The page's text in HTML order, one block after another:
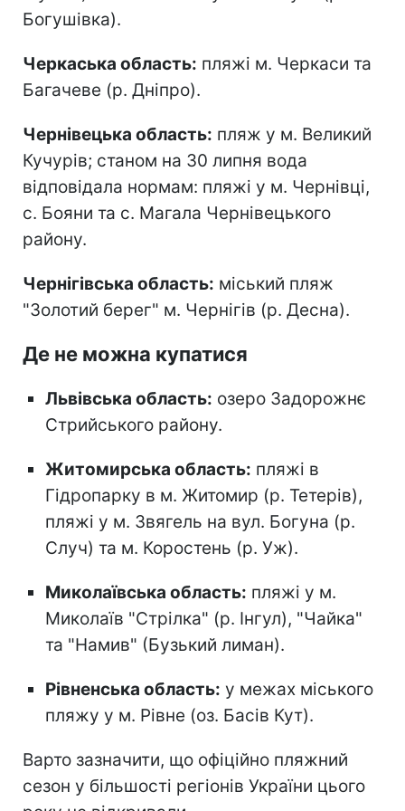
Богушівка).
Черкаська область: пляжі м. Черкаси та
Багачеве (р. Дніпро).
Чернівецька область: пляж у м. Великий
Кучурів; станом на 30 липня вода
відповідала нормам: пляжі у м. Чернівці,
с. Бояни та с. Магала Чернівецького
району.
Чернігівська область: міський пляж
"Золотий берег" м. Чернігів (р. Десна).
Де не можна купатися
Львівська область: озеро Задорожнє
Стрийського району.
Житомирська область: пляжі в
Гідропарку в м. Житомир (р. Тетерів),
пляжі у м. Звягель на вул. Богуна (р.
Случ) та м. Коростень (р. Уж).
Миколаївська область: пляжі у м.
Миколаїв "Стрілка" (р. Інгул), "Чайка"
та "Намив" (Бузький лиман).
Рівненська область: у межах міського
пляжу у м. Рівне (оз. Басів Кут).
Варто зазначити, що офіційно пляжний
сезон у більшості регіонів України цього